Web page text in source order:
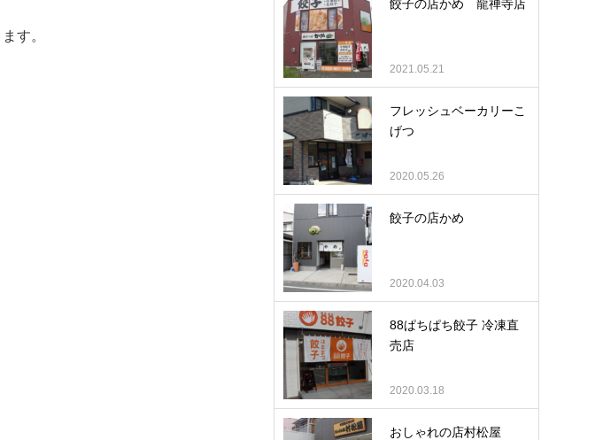
す。
餃子の店かめ 龍禅寺店
2021.05.21
フレッシュベーカリーこ
げつ
2020.05.26
餃子の店かめ
2020.04.03
88ぱちぱち餃子 冷凍直
売店
2020.03.18
おしゃれの店村松屋